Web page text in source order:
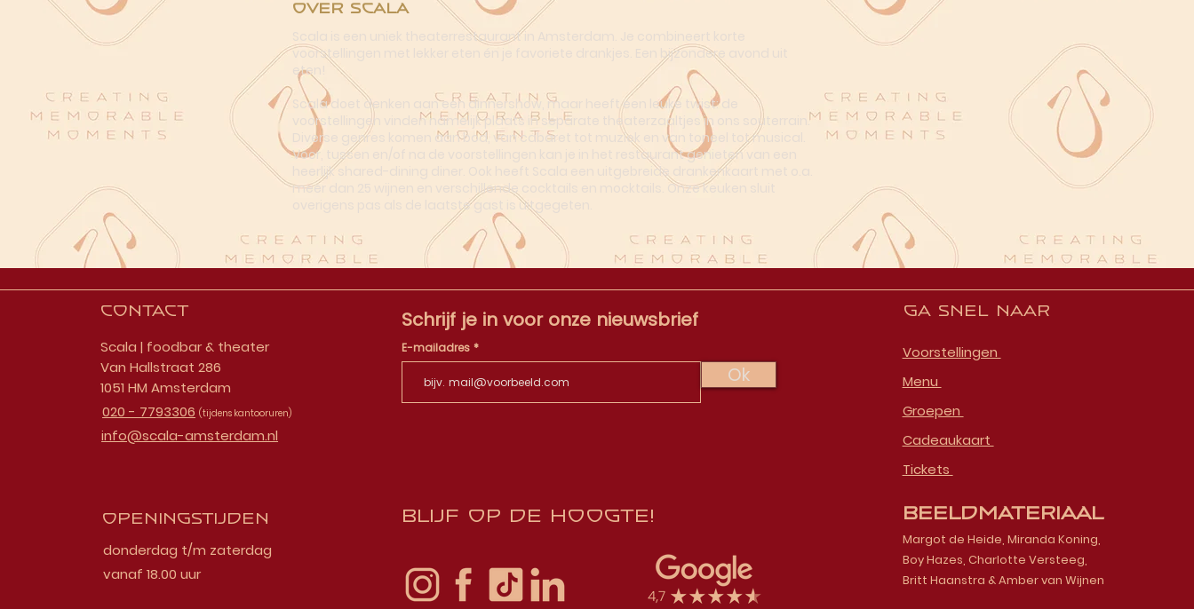
Over Scala
Scala is een uniek theaterrestaurant in Amsterdam. Je combineert korte
voorstellingen met lekker eten én je favoriete drankjes. Een bijzondere avond uit
eten!
Scala doet denken aan een dinnershow, maar heeft een leuke twist: de
voorstellingen vinden namelijk plaats in separate theaterzaaltjes in ons souterrain.
Diverse genres komen aan bod, van cabaret tot muziek en van toneel tot musical.
Voor, tussen en/of na de voorstellingen kan je in het restaurant genieten van een
heerlijk shared-dining diner. Ook heeft Scala een uitgebreide drankenkaart met o.a.
meer dan 25 wijnen en verschillende cocktails en mocktails. Onze keuken sluit
overigens pas als de laatste gast is uitgegeten.
Contact
Scala | foodbar & theater
Van Hallstraat 286
1051 HM Amsterdam
020 - 7793306 (tijdens kantooruren)
info@scala-amsterdam.nl
Openingstijden
donderdag t/m zaterdag
vanaf 18.00 uur
Schrijf je in voor onze nieuwsbrief
E-mailadres
Ok
Blijf op de hoogte!
Ga snel naar
Voorstellingen
Menu
Groepen
Cadeaukaart
Tickets
Beeldmateriaal
Margot de Heide, Miranda Koning,
Boy Hazes, Charlotte Versteeg,
Britt Haanstra & Amber van Wijnen